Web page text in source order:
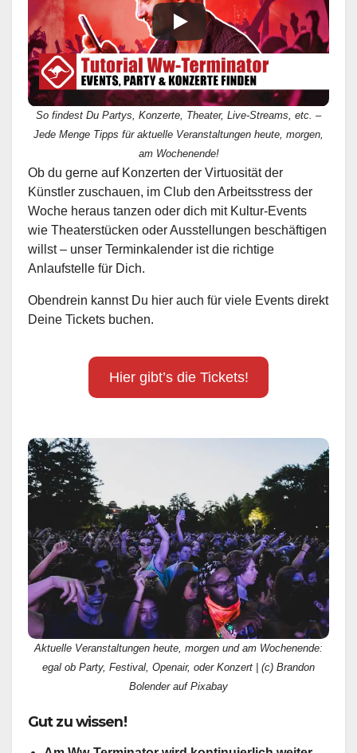
So findest Du Partys, Konzerte, Theater, Live-Streams, etc. –
Jede Menge Tipps für aktuelle Veranstaltungen heute, morgen,
am Wochenende!
Ob du gerne auf Konzerten der Virtuosität der
Künstler zuschauen, im Club den Arbeitsstress der
Woche heraus tanzen oder dich mit Kultur-Events
wie Theaterstücken oder Ausstellungen beschäftigen
willst – unser Terminkalender ist die richtige
Anlaufstelle für Dich.
Obendrein kannst Du hier auch für viele Events direkt
Deine Tickets buchen.
Hier gibt’s die Tickets!
Aktuelle Veranstaltungen heute, morgen und am Wochenende:
egal ob Party, Festival, Openair, oder Konzert | (c) Brandon
Bolender auf Pixabay
Gut zu wissen!